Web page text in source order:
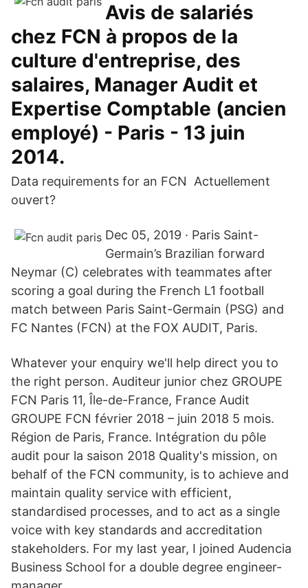
Avis de salariés
chez FCN à propos de la
culture d'entreprise, des
salaires, Manager Audit et
Expertise Comptable (ancien
employé) - Paris - 13 juin
2014.
Data requirements for an FCN Actuellement
ouvert?
Dec 05, 2019 · Paris Saint-
Germain’s Brazilian forward
Neymar (C) celebrates with teammates after
scoring a goal during the French L1 football
match between Paris Saint-Germain (PSG) and
FC Nantes (FCN) at the FOX AUDIT, Paris.
Whatever your enquiry we'll help direct you to
the right person. Auditeur junior chez GROUPE
FCN Paris 11, Île-de-France, France Audit
GROUPE FCN février 2018 – juin 2018 5 mois.
Région de Paris, France. Intégration du pôle
audit pour la saison 2018 Quality's mission, on
behalf of the FCN community, is to achieve and
maintain quality service with efficient,
standardised processes, and to act as a single
voice with key standards and accreditation
stakeholders. For my last year, I joined Audencia
Business School for a double degree engineer-